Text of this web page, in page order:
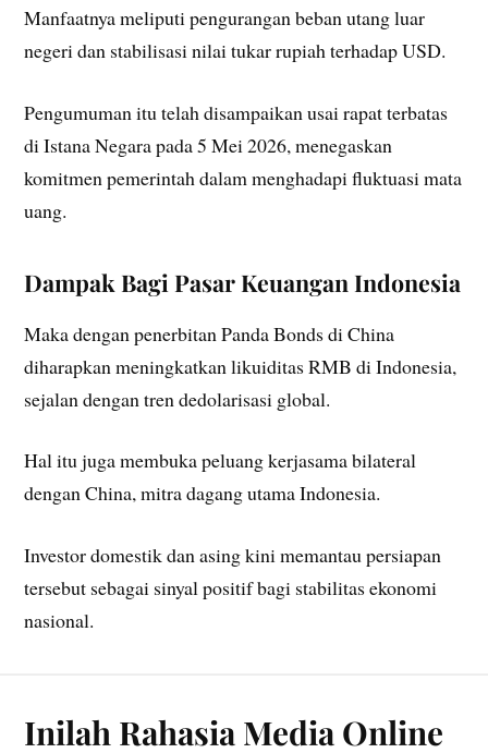
Manfaatnya meliputi pengurangan beban utang luar
negeri dan stabilisasi nilai tukar rupiah terhadap USD.
Pengumuman itu telah disampaikan usai rapat terbatas
di Istana Negara pada 5 Mei 2026, menegaskan
komitmen pemerintah dalam menghadapi fluktuasi mata
uang.
Dampak Bagi Pasar Keuangan Indonesia
Maka dengan penerbitan Panda Bonds di China
diharapkan meningkatkan likuiditas RMB di Indonesia,
sejalan dengan tren dedolarisasi global.
Hal itu juga membuka peluang kerjasama bilateral
dengan China, mitra dagang utama Indonesia.
Investor domestik dan asing kini memantau persiapan
tersebut sebagai sinyal positif bagi stabilitas ekonomi
nasional.
Inilah Rahasia Media Online